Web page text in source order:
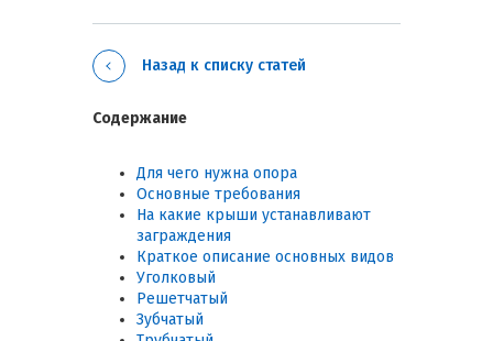
Назад к списку статей
Содержание
Для чего нужна опора
Основные требования
На какие крыши устанавливают
заграждения
Краткое описание основных видов
Уголковый
Решетчатый
Зубчатый